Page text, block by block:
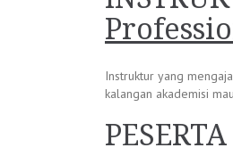
Instruktur yang
kalangan akademisi
PESERTA